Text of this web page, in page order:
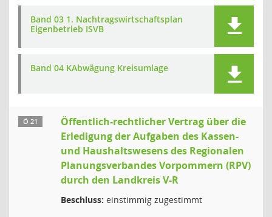
Band 03 1. Nachtragswirtschaftsplan
Eigenbetrieb ISVB
Band 04 KAbwägung Kreisumlage
Ö 21
Öffentlich-rechtlicher Vertrag über die
Erledigung der Aufgaben des Kassen-
und Haushaltswesens des Regionalen
Planungsverbandes Vorpommern (RPV)
durch den Landkreis V-R
Beschluss: einstimmig zugestimmt